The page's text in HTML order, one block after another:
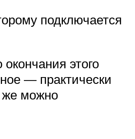
подключается
этого
— практически
же можно